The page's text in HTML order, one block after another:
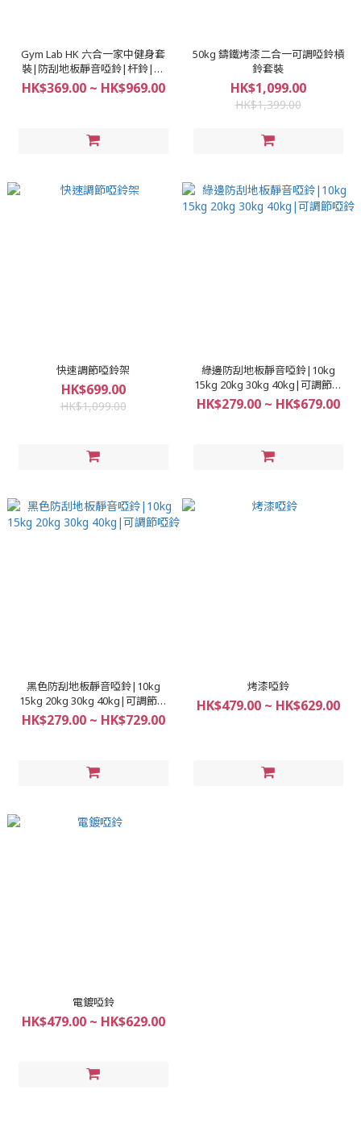
Gym Lab HK 六合一家中健身套
裝|防刮地板靜音啞鈴|杆鈴|壺
鈴|掌上壓架| 可調節重量
HK$369.00 ~ HK$969.00
50kg 鑄鐵烤漆二合一可調啞鈴槓
鈴套裝
HK$1,099.00
HK$1,399.00
快速調節啞鈴架
HK$699.00
HK$1,099.00
綠邊防刮地板靜音啞鈴|10kg
15kg 20kg 30kg 40kg|可調節啞
HK$279.00 ~ HK$679.00
黑色防刮地板靜音啞鈴|10kg
15kg 20kg 30kg 40kg|可調節啞
HK$279.00 ~ HK$729.00
烤漆啞鈴
HK$479.00 ~ HK$629.00
電鍍啞鈴
HK$479.00 ~ HK$629.00